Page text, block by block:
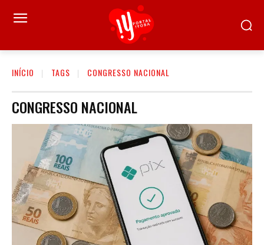
INÍCIO TAGS CONGRESSO NACIONAL
CONGRESSO NACIONAL